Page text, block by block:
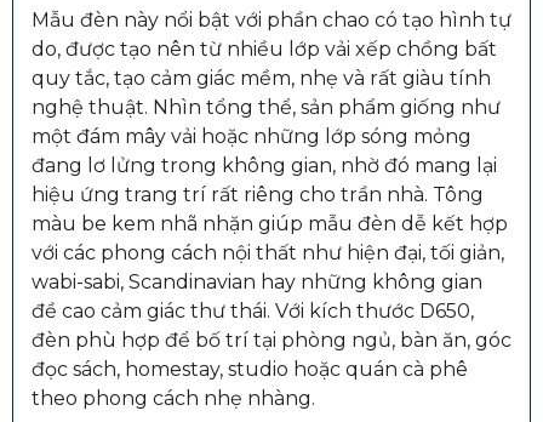
Mẫu đèn này nổi bật với phần chao có tạo hình tự
do, được tạo nên từ nhiều lớp vải xếp chồng bất
quy tắc, tạo cảm giác mềm, nhẹ và rất giàu tính
nghệ thuật. Nhìn tổng thể, sản phẩm giống như
một đám mây vải hoặc những lớp sóng mỏng
đang lơ lửng trong không gian, nhờ đó mang lại
hiệu ứng trang trí rất riêng cho trần nhà. Tông
màu be kem nhã nhặn giúp mẫu đèn dễ kết hợp
với các phong cách nội thất như hiện đại, tối giản,
wabi-sabi, Scandinavian hay những không gian
đề cao cảm giác thư thái. Với kích thước D650,
đèn phù hợp để bố trí tại phòng ngủ, bàn ăn, góc
đọc sách, homestay, studio hoặc quán cà phê
theo phong cách nhẹ nhàng.